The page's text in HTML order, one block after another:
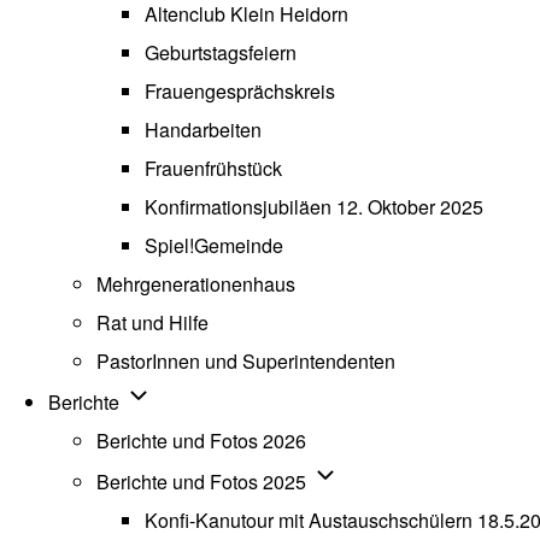
Altenclub Klein Heidorn
Geburtstagsfeiern
Frauengesprächskreis
Handarbeiten
Frauenfrühstück
Konfirmationsjubiläen 12. Oktober 2025
Spiel!Gemeinde
Mehrgenerationenhaus
Rat und Hilfe
PastorInnen und Superintendenten
Berichte Unternavigation von Berichte
Berichte und Fotos 2026
Berichte und Fotos 2025 Unternavigation von
Konfi-Kanutour mit Austauschschülern